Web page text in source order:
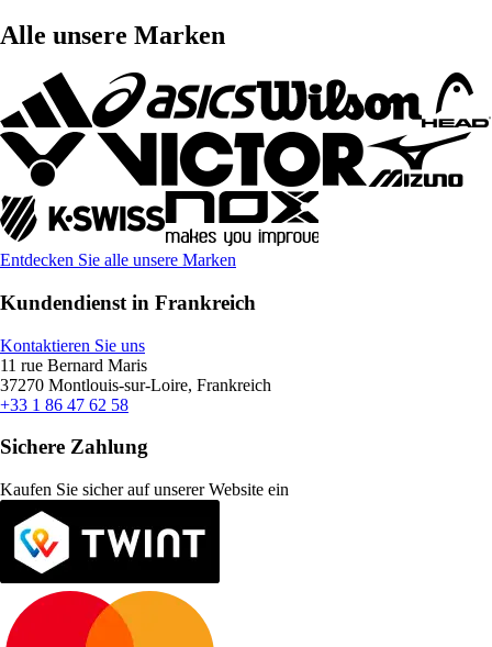
Alle unsere Marken
Entdecken Sie alle unsere Marken
Kundendienst in Frankreich
Kontaktieren Sie uns
11 rue Bernard Maris
37270 Montlouis-sur-Loire, Frankreich
+33 1 86 47 62 58
Sichere Zahlung
Kaufen Sie sicher auf unserer Website ein